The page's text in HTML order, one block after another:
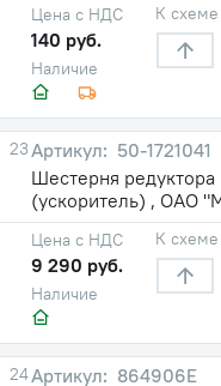
Наличие
Цена с НДС
140 руб.
К схеме
23
50-1721041
Шестерня
(ускоритель) , ОАО
Наличие
Цена с НДС
9 290 руб.
К схеме
24
864906Е